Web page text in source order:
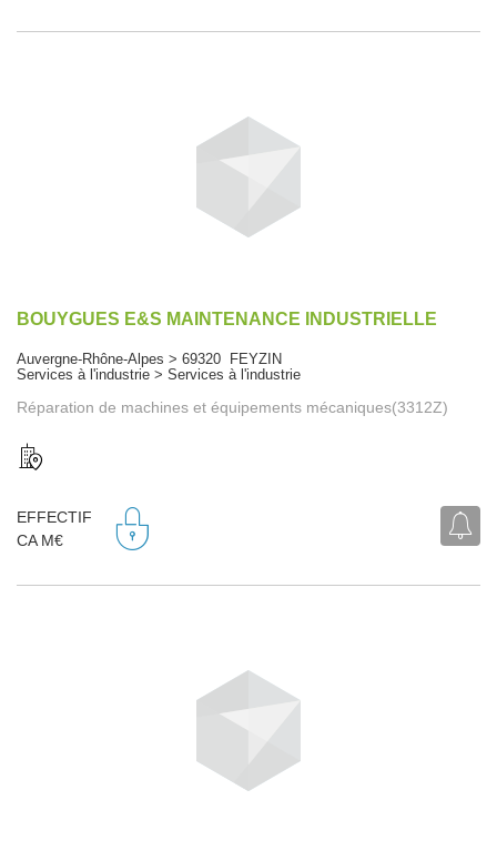
BOUYGUES E&S MAINTENANCE INDUSTRIELLE
Auvergne-Rhône-Alpes > 69320 FEYZIN
Services à l'industrie > Services à l'industrie
Réparation de machines et équipements mécaniques(3312Z)
EFFECTIF
CA M€